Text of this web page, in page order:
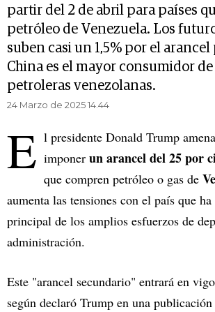
partir del 2 de abril para países
petróleo de Venezuela. Los
suben casi un 1,5% por el
China es el mayor consumidor
petroleras venezolanas.
24 Marzo de 2025 14.44
E l presidente Donald Trump
imponer un arancel del 25 por
que compren petróleo o gas de
aumenta las tensiones con el país que
principal de los amplios esfuerzos de
administración.
Este "arancel secundario" entrará en
según declaró Trump en una